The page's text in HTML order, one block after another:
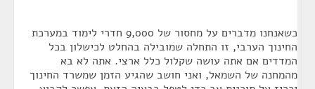
כשאנחנו מדברים על מחסור של 9,000 חדרי לימוד במערכת
החינוך הערבי, זו התחלה שמובילה בהחלט לכישלון בכל
המדדים אם אתה עושה שקלול כלל ארצי. אתה לא בא
מהמחנה של השמאל, ואני חושב שהגיע הזמן שמשרד החינוך